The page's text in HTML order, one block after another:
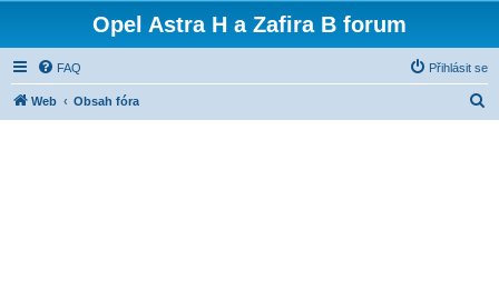
Opel Astra H a Zafira B forum
FAQ Přihlásit se
Web Obsah fóra